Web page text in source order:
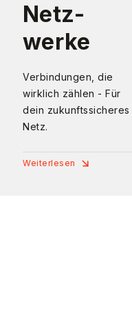
Netz-
werke
Verbindungen, die
wirklich zählen - Für
dein zukunftssicheres
Netz.
Weiterlesen